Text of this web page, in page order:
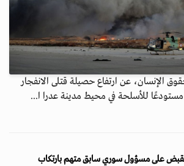
الإنسان، عن ارتفاع حصيلة قتلى الانفجار
للأسلحة في محيط مدينة عدرا ا...
على مسؤول سوري سابق متهم بارتكاب